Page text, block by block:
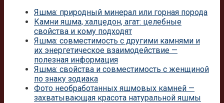
Яшма: природный минерал или горная порода
Камни яшма, халцедон, агат: целебные
свойства и кому подходят
Яшма: совместимость с другими камнями и
их энергетическое взаимодействие —
полезная информация
Яшма: свойства и совместимость с женщиной
по знаку зодиака
Фото необработанных яшмовых камней —
захватывающая красота натуральной яшмы